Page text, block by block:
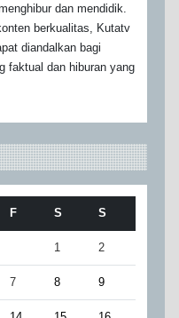
dan mendidik.
berkualitas, Kutatv
diandalkan bagi
faktual dan hiburan yang
F S S
1 2
7 8 9